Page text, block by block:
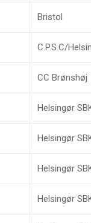
Bristol
C.P.S.C/
CC Brønshøj
Helsingør
Helsingør
Helsingør
Helsingør